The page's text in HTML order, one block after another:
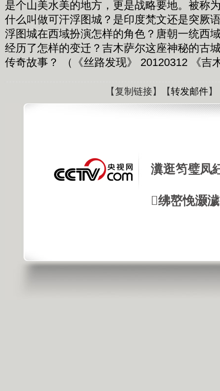
是个山美水美的地方，更是战略要地。被称
什么叫做可汗浮图城？是印度梵文还是突厥
浮图城在西域扮演怎样的角色？唐朝一统西
经历了怎样的变迁？吉木萨尔这座神秘的古
传奇故事？ （《丝路发现》 20120312 《吉
【复制链接】【转发邮件】
瀵逛笉璧凤
绋嶅悗灏